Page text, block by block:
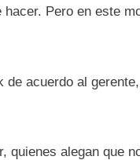
Pero en este
acuerdo al
alegan que